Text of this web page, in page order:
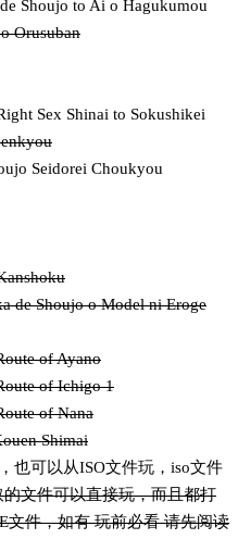
Shoujo to Ai o Hagukumou
Orusuban
Sex Shinai to Sokushikei
Seidorei Choukyou
de Shoujo o Model ni Eroge
of Ayano
of Ichigo 1
of Nana
Shimai
也可以从ISO文件玩，iso文件
文件可以直接玩，而且都打
文件，如有 玩前必看 请先阅读